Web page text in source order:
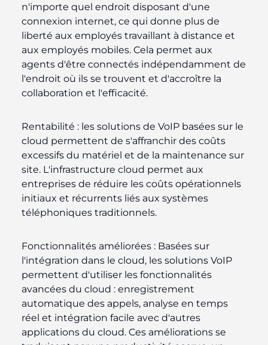
n'importe quel endroit disposant d'une
connexion internet, ce qui donne plus de
liberté aux employés travaillant à distance et
aux employés mobiles. Cela permet aux
agents d'être connectés indépendamment de
l'endroit où ils se trouvent et d'accroître la
collaboration et l'efficacité.
Rentabilité : les solutions de VoIP basées sur le
cloud permettent de s'affranchir des coûts
excessifs du matériel et de la maintenance sur
site. L'infrastructure cloud permet aux
entreprises de réduire les coûts opérationnels
initiaux et récurrents liés aux systèmes
téléphoniques traditionnels.
Fonctionnalités améliorées : Basées sur
l'intégration dans le cloud, les solutions VoIP
permettent d'utiliser les fonctionnalités
avancées du cloud : enregistrement
automatique des appels, analyse en temps
réel et intégration facile avec d'autres
applications du cloud. Ces améliorations se